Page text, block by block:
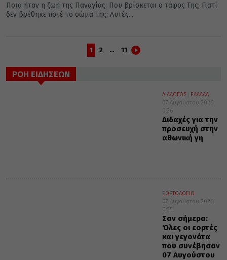
Ποια ήταν η ζωή της Παναγίας; Που βρίσκεται ο τάφος Της; Γιατί
δεν βρέθηκε ποτέ το σώμα Της; Αυτές...
1 2 … 11
ΡΟΗ ΕΙΔΗΣΕΩΝ
ΔΙΑΛΟΓΟΣ
ΕΛΛΑΔΑ
07 Αυγούστου 2026
0:36
Διδαχές για την
προσευχή στην
αθωνική γη
ΕΟΡΤΟΛΟΓΙΟ
07 Αυγούστου 2026
0:35
Σαν σήμερα:
Όλες οι εορτές
και γεγονότα
που συνέβησαν
07 Αυγούστου